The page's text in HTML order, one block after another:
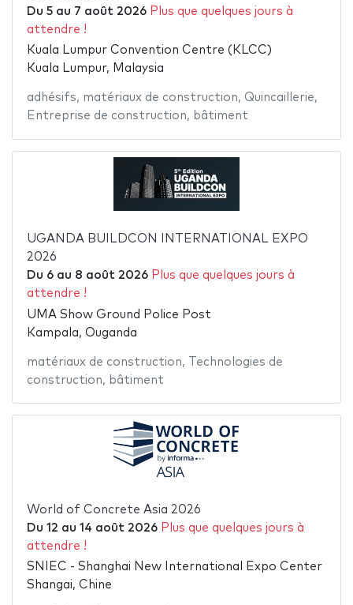
Du 5au 7 août 2026 Plus que quelques jours à
attendre !
Kuala Lumpur Convention Centre (KLCC)
Kuala Lumpur, Malaysia
adhésifs, matériaux de construction, Quincaillerie,
Entreprise de construction, bâtiment
UGANDA BUILDCON INTERNATIONAL EXPO
2026
Du 6au 8 août 2026 Plus que quelques jours à
attendre !
UMA Show Ground Police Post
Kampala, Ouganda
matériaux de construction,
Technologies de
construction, bâtiment
World of Concrete Asia 2026
Du 12 au 14 août 2026 Plus que quelques jours à
attendre !
SNIEC - Shanghai New International Expo Center
Shangai, Chine